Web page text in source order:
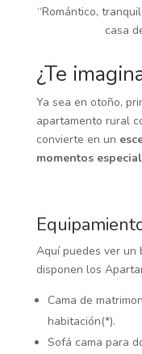
“Romántico,
casa
¿Te
Ya sea en otoño,
apartamento rural
convierte en un
momentos
Aquí puedes ver un
disponen los
Cama de
habitación(*).
Sofá cama para